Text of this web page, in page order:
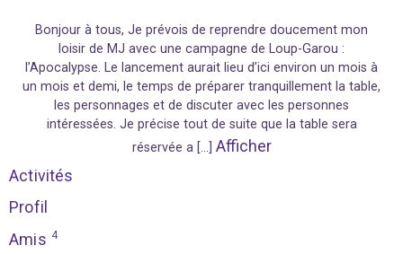
Bonjour à tous, Je prévois de reprendre doucement mon
loisir de MJ avec une campagne de Loup-Garou :
l’Apocalypse. Le lancement aurait lieu d’ici environ un mois à
un mois et demi, le temps de préparer tranquillement la table,
les personnages et de discuter avec les personnes
intéressées. Je précise tout de suite que la table sera
réservée a […] Afficher
Activités
Profil
Amis 4